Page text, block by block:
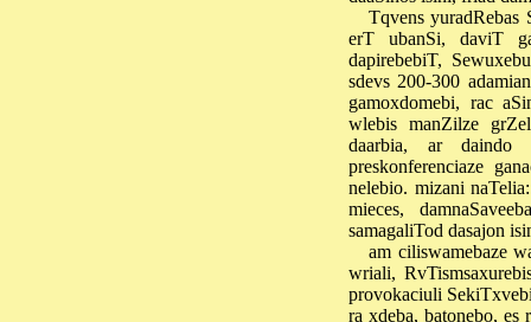
Tqvens yuradRebas
erT ubanSi, daviT
dapirebebiT,
sdevs 200-300
gamoxdomebi, rac
wlebis manZilze
daarbia, ar daindo
preskonferenciaze
nelebio. mizani
mieces,
samagaliTod dasajon
am ciliswamebaze
wriali,
provokaciuli
ra xdeba, batonebo, es